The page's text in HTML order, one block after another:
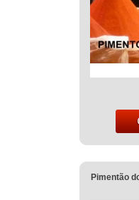
Pimentão